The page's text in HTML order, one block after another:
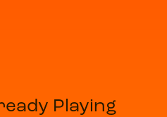
Playing